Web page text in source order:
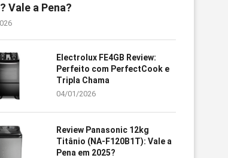
Vale a Pena?
Electrolux FE4GB Review:
Perfeito com PerfectCook e
Tripla Chama
04/01/2026
Review Panasonic 12kg
Titânio (NA-F120B1T): Vale a
Pena em 2025?